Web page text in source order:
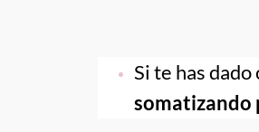
Si te has
somatizando